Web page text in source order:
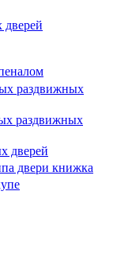
раздвижных
раздвижных
дверей
двери книжка